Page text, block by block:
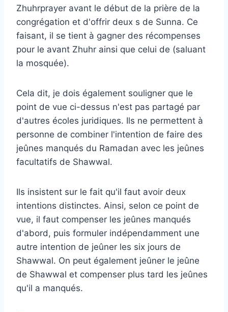
Zhuhrprayer avant le début de la prière de la
congrégation et d'offrir deux s de Sunna. Ce
faisant, il se tient à gagner des récompenses
pour le avant Zhuhr ainsi que celui de (saluant
la mosquée).
Cela dit, je dois également souligner que le
point de vue ci-dessus n'est pas partagé par
d'autres écoles juridiques. Ils ne permettent à
personne de combiner l'intention de faire des
jeûnes manqués du Ramadan avec les jeûnes
facultatifs de Shawwal.
Ils insistent sur le fait qu'il faut avoir deux
intentions distinctes. Ainsi, selon ce point de
vue, il faut compenser les jeûnes manqués
d'abord, puis formuler indépendamment une
autre intention de jeûner les six jours de
Shawwal. On peut également jeûner le jeûne
de Shawwal et compenser plus tard les jeûnes
qu'il a manqués.